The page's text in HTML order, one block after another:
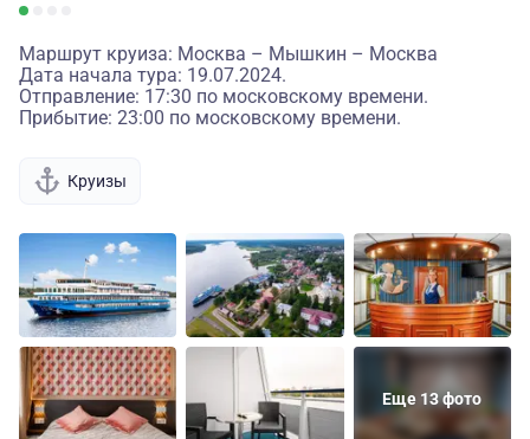
Маршрут круиза: Москва – Мышкин – Москва
Дата начала тура: 19.07.2024.
Отправление: 17:30 по московскому времени.
Прибытие: 23:00 по московскому времени.
Круизы
Еще 13 фото